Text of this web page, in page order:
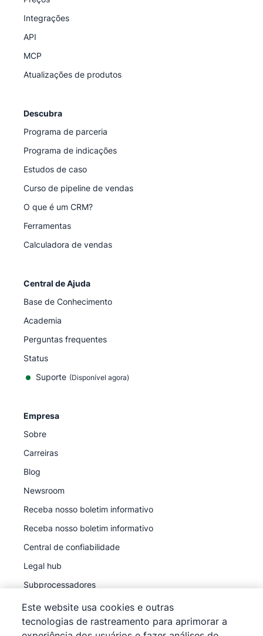
Integrações
API
MCP
Atualizações de produtos
Descubra
Programa de parceria
Programa de indicações
Estudos de caso
Curso de pipeline de vendas
O que é um CRM?
Ferramentas
Calculadora de vendas
Central de Ajuda
Base de Conhecimento
Academia
Perguntas frequentes
Status
Suporte (Disponível agora)
Empresa
Sobre
Carreiras
Blog
Newsroom
Receba nosso boletim informativo
Receba nosso boletim informativo
Central de confiabilidade
Legal hub
Subprocessadores
Este website usa cookies e outras
tecnologias de rastreamento para aprimorar a